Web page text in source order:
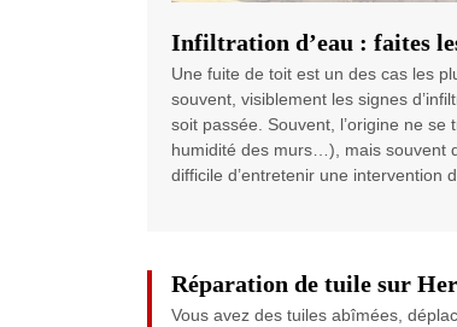
Infiltration d’eau : faites
Une fuite de toit est un des cas les
souvent, visiblement les signes
soit passée. Souvent, l’origine ne
humidité des murs…), mais souvent
difficile d’entretenir une intervention
Réparation de tuile sur
Vous avez des tuiles abîmées,